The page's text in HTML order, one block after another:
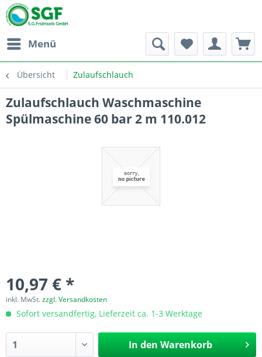
Menü
Übersicht Zulaufschlauch
Zulaufschlauch Waschmaschine
Spülmaschine 60 bar 2 m 110.012
10,97 € *
inkl. MwSt.zzgl. Versandkosten
Sofort versandfertig, Lieferzeit ca. 1-3 Werktage
In den Warenkorb